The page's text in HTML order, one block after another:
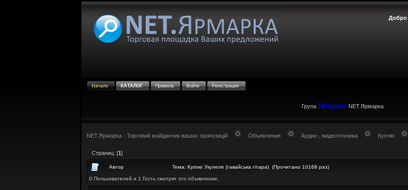
Добро
Начало КАТАЛОГ Правила Войти Регистрация
Група Telegram NET.Ярмарка
NET.Ярмарка - Торговий майданчик ваших пропозицій Объявления Аудио-, видеотехника Куплю
Страниц: [1]
Автор Тема: Куплю Укулеле (гавайська гітара) (Прочитано 10168 раз)
0 Пользователей и 1 Гость смотрят это объявление.